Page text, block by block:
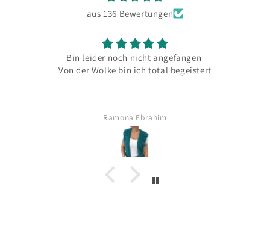
aus 136 Bewertungen
Super Wollgeschäft, total freundliche,
hilfsbereite und qualifizierte Inhaber und
Anonym